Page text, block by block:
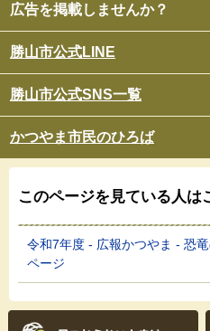
広告を掲載しませんか？
勝山市公式LINE
勝山市公式SNS一覧
かつやま市民のひろば
このページを見ている人は
令和7年度 - 広報かつやま - 恐
ページ